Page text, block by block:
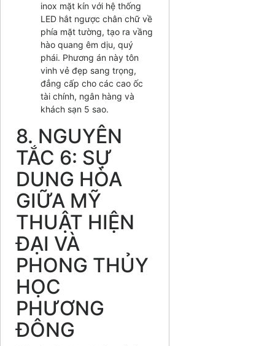
inox mặt kín với hệ thống
LED hắt ngược chân chữ về
phía mặt tường, tạo ra vầng
hào quang êm dịu, quý
phái. Phương án này tôn
vinh vẻ đẹp sang trọng,
đẳng cấp cho các cao ốc
tài chính, ngân hàng và
khách sạn 5 sao.
8. NGUYÊN
TẮC 6: SỰ
DUNG HÒA
GIỮA MỸ
THUẬT HIỆN
ĐẠI VÀ
PHONG THỦY
HỌC
PHƯƠNG
ĐÔNG